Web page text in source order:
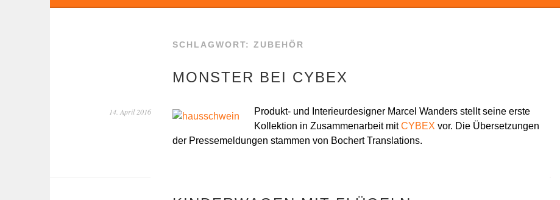
SCHLAGWORT: ZUBEHÖR
MONSTER BEI CYBEX
14. April 2016
Produkt- und Interieurdesigner Marcel Wanders stellt seine erste
Kollektion in Zusammenarbeit mitCYBEX vor. Die Übersetzungen
der Pressemeldungen stammen von Bochert Translations.